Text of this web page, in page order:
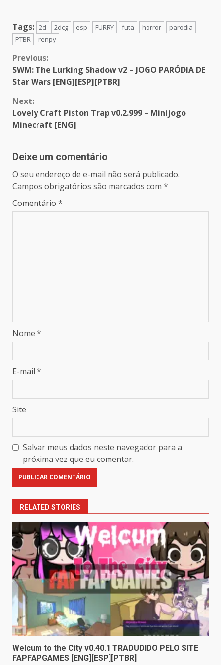
Tags: 2d 2dcg esp FURRY futa horror
parodia
PTBR
renpy
Continue
Reading
Previous:
SWM: The Lurking Shadow v2 – JOGO PARÓDIA DE
Star Wars [ENG][ESP][PTBR]
Next:
Lovely Craft Piston Trap v0.2.999 – Minijogo
Minecraft [ENG]
Deixe um comentário
O seu endereço de e-mail não será publicado.
Campos obrigatórios são marcados com *
Comentário *
Nome *
E-mail *
Site
Salvar meus dados neste navegador para a
próxima vez que eu comentar.
RELATED STORIES
Welcum to the City v0.40.1 TRADUDIDO PELO SITE
FAPFAPGAMES [ENG][ESP][PTBR]